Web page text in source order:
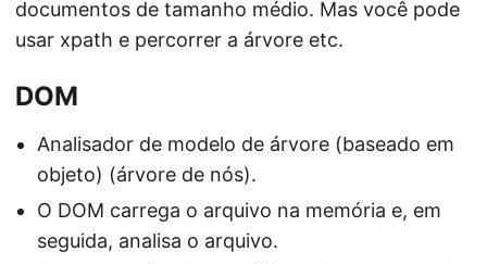
documentos de tamanho médio. Mas você pode
usar xpath e percorrer a árvore etc.
DOM
Analisador de modelo de árvore (baseado em
objeto) (árvore de nós).
O DOM carrega o arquivo na memória e, em
seguida, analisa o arquivo.